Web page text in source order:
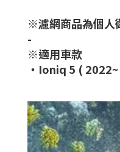
※濾網商品為個人
-
※適用車款
・Ioniq 5 (